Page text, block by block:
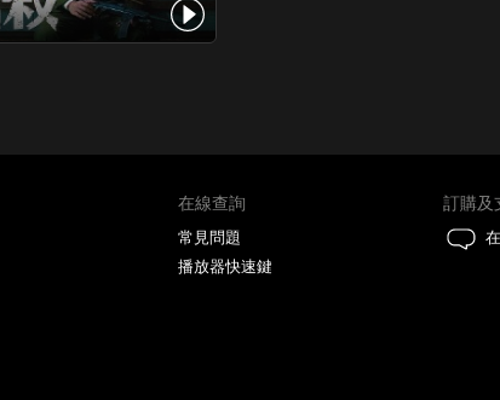
在線查詢
常見問題
播放器快速鍵
訂購及